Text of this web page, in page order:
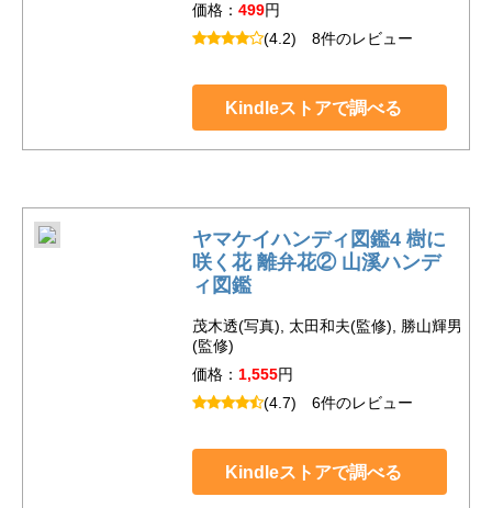
価格： 499円
(4.2) 8件のレビュー
Kindleストアで調べる
ヤマケイハンディ図鑑4 樹に
咲く花 離弁花② 山溪ハンデ
ィ図鑑
茂木透(写真), 太田和夫(監修), 勝山輝男
(監修)
価格： 1,555円
(4.7) 6件のレビュー
Kindleストアで調べる